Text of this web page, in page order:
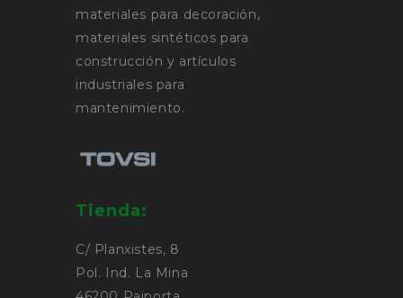
materiales para decoración,
materiales sintéticos para
construcción y artículos
industriales para
mantenimiento.
Tienda:
C/ Planxistes, 8
Pol. Ind. La Mina